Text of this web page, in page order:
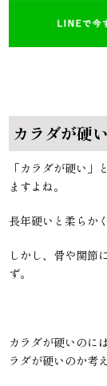
カラダが硬
「カラダが硬い
ますよね。
長年硬いと柔らか
しかし、骨や関節
ず。
カラダが硬いのに
ラダが硬いのか考